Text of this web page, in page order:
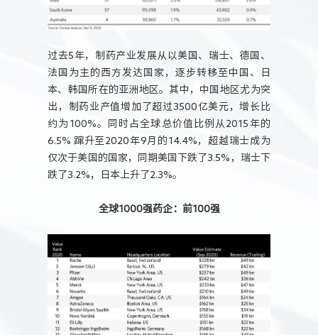
过去5年，制药产业发展从以美国、瑞士、德国、
法国为主的西方发达国家，逐步转移至中国、日
本、韩国所在的亚洲地区。其中，中国地区尤为突
出，制药业产值增加了超过3500亿美元，增长比
约为100%。同时占全球总价值比例从2015年的
6.5% 蹿升至2020年9月的14.4%，超越瑞士成为
仅次于美国的国家，同期美国下跌了3.5%，瑞士下
跌了3.2%，日本上升了2.3%。
全球1000强药企：前100强